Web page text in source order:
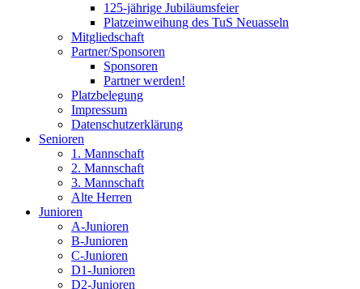
125-jährige Jubiläumsfeier
Platzeinweihung des TuS Neuasseln
Mitgliedschaft
Partner/Sponsoren
Sponsoren
Partner werden!
Platzbelegung
Impressum
Datenschutzerklärung
Senioren
1. Mannschaft
2. Mannschaft
3. Mannschaft
Alte Herren
Junioren
A-Junioren
B-Junioren
C-Junioren
D1-Junioren
D2-Junioren